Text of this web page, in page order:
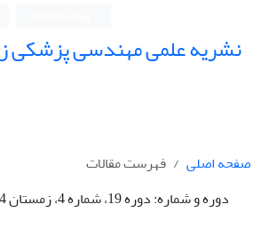
نشریه علمی مهندسی پزشکی
صفحه اصلی
فهرست مقالات
دوره و شماره:دوره 19، شماره 4، زمستان 1404، صفحه 300-400